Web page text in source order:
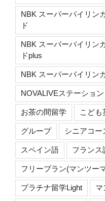
NBK スーパーバイリン
ド
NBK スーパーバイリン
ドplus
NBK スーパーバイリン
NOVALIVEステーション
お茶の間留学 こども
グループ シニアコー
スペイン語 フランス
フリープラン(マンツー
プラチナ留学Light マ